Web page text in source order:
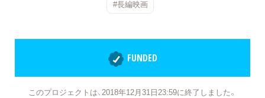
#長編映画
FUNDED
このプロジェクトは、2018年12月31日23:59に終了しました。